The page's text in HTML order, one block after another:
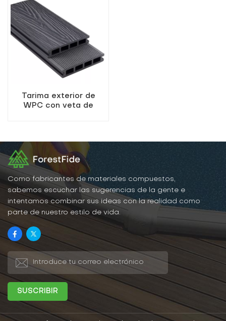
Tarima exterior de
WPC con veta de
Como fabricantes de materiales compuestos,
sabemos escuchar las sugerencias de la gente e
intentamos combinar sus ideas con la realidad como
parte de nuestro estilo de vida.